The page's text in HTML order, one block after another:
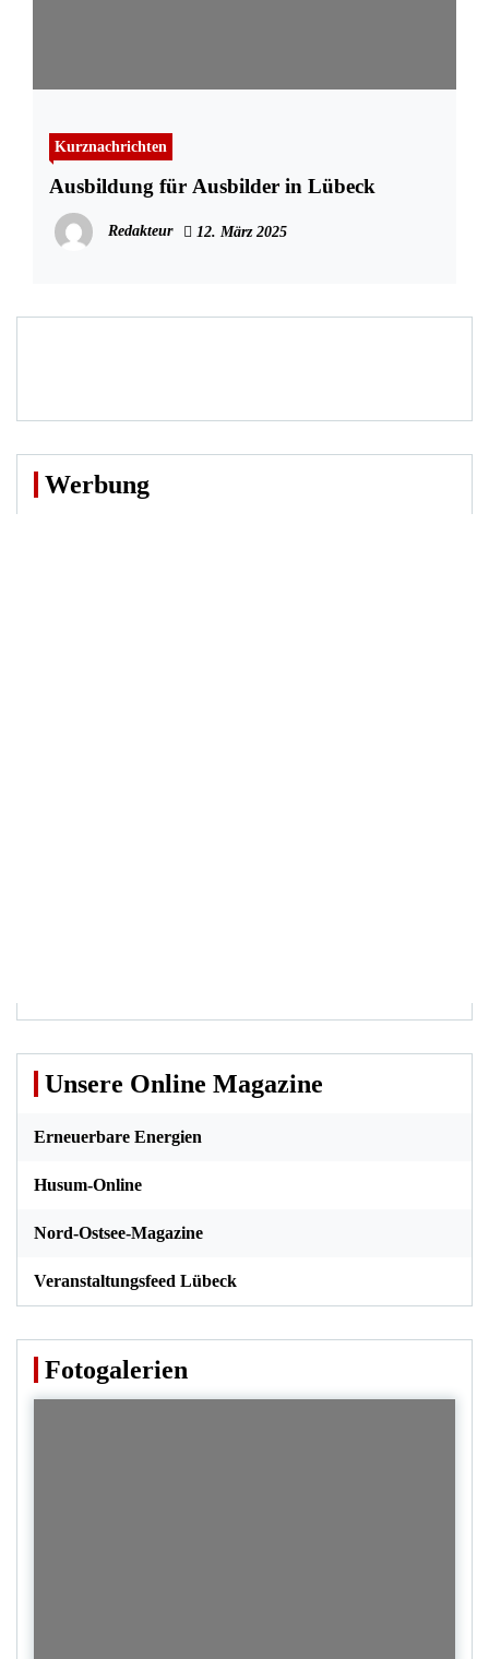
Kurznachrichten
Ausbildung für Ausbilder in Lübeck
Redakteur 12. März 2025
Werbung
Unsere Online Magazine
Erneuerbare Energien
Husum-Online
Nord-Ostsee-Magazine
Veranstaltungsfeed Lübeck
Fotogalerien